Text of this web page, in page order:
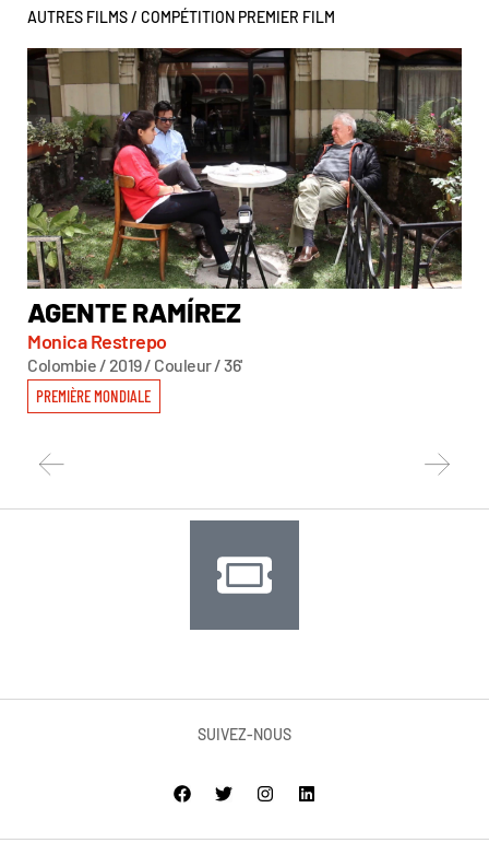
AUTRES FILMS / COMPÉTITION PREMIER FILM
AGENTE RAMÍREZ
Monica Restrepo
Colombie / 2019 / Couleur / 36'
PREMIÈRE MONDIALE
SUIVEZ-NOUS